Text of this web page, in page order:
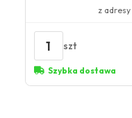
z adresy
1 szt
Szybka dostawa